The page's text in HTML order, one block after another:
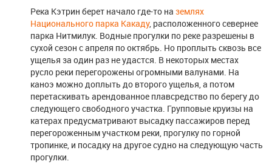
Река Кэтрин берет начало где-то на землях
Национального парка Какаду, расположенного севернее
парка Нитмилук. Водные прогулки по реке разрешены в
сухой сезон с апреля по октябрь. Но проплыть сквозь все
ущелья за один раз не удастся. В некоторых местах
русло реки перегорожены огромными валунами. На
каноэ можно доплыть до второго ущелья, а потом
перетаскивать арендованное плавсредство по берегу до
следующего свободного участка. Групповые круизы на
катерах предусматривают высадку пассажиров перед
перегороженным участком реки, прогулку по горной
тропинке, и посадку на другое судно на следующую часть
прогулки.